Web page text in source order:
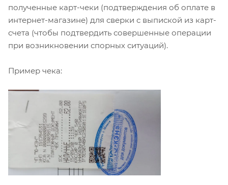
полученные карт-чеки (подтверждения об оплате в
интернет-магазине) для сверки с выпиской из карт-
счета (чтобы подтвердить совершенные операции
при возникновении спорных ситуаций).
Пример чека: